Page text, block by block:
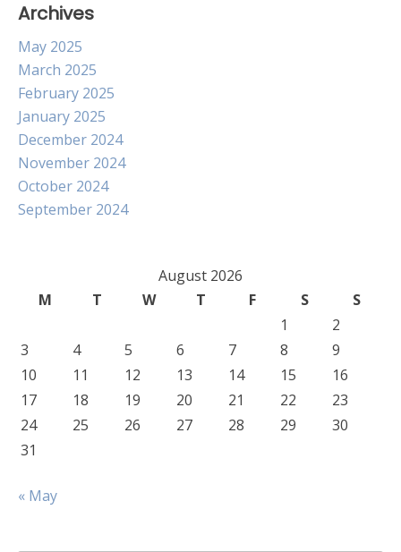
Archives
May 2025
March 2025
February 2025
January 2025
December 2024
November 2024
October 2024
September 2024
August 2026
M
T W T F S
S
1
2
3
4 5 6 7 8
9
10
11 12 13 14 15
16
17
18 19 20 21 22
23
24
25 26 27 28 29
30
31
« May